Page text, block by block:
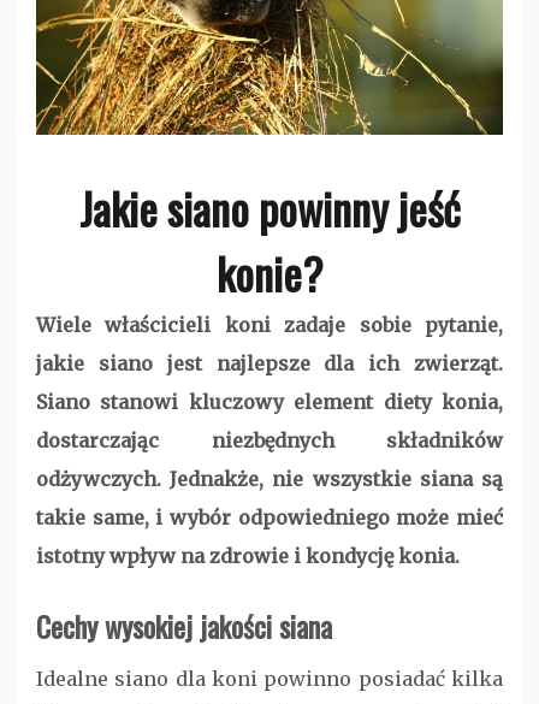
Jakie siano powinny jeść
konie?
Wiele właścicieli koni zadaje sobie pytanie,
jakie siano jest najlepsze dla ich zwierząt.
Siano stanowi kluczowy element diety konia,
dostarczając niezbędnych składników
odżywczych. Jednakże, nie wszystkie siana są
takie same, i wybór odpowiedniego może mieć
istotny wpływ na zdrowie i kondycję konia.
Cechy wysokiej jakości siana
Idealne siano dla koni powinno posiadać kilka